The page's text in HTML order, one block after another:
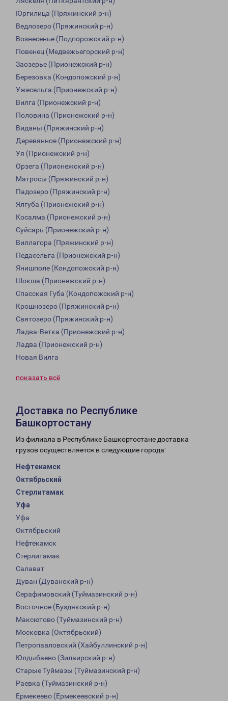
Юргилица (Пряжинский р-н)
Ведлозеро (Пряжинский р-н)
Вознесенье (Подпорожский р-н)
Повенец (Медвежьегорский р-н)
Заозерье (Прионежский р-н)
Березовка (Кондопожский р-н)
Ужесельга (Прионежский р-н)
Вилга (Прионежский р-н)
Половина (Прионежский р-н)
Виданы (Пряжинский р-н)
Деревянное (Прионежский р-н)
Уя (Прионежский р-н)
Орзега (Прионежский р-н)
Матросы (Пряжинский р-н)
Падозеро (Пряжинский р-н)
Ялгуба (Прионежский р-н)
Косалма (Прионежский р-н)
Суйсарь (Прионежский р-н)
Виллагора (Пряжинский р-н)
Педасельга (Прионежский р-н)
Янишполе (Кондопожский р-н)
Шокша (Прионежский р-н)
Спасская Губа (Кондопожский р-н)
Крошнозеро (Пряжинский р-н)
Святозеро (Пряжинский р-н)
Ладва-Ветка (Прионежский р-н)
Ладва (Прионежский р-н)
Новая Вилга
показать всё
Доставка по Республике
Башкортостану
Из филиала в Республике Башкортостане доставка
грузов осуществляется в следующие города:
Нефтекамск
Октябрьский
Стерлитамак
Уфа
Уфа
Октябрьский
Нефтекамск
Стерлитамак
Салават
Дуван (Дуванский р-н)
Серафимовский (Туймазинский р-н)
Восточное (Буздякский р-н)
Максютово (Туймазинский р-н)
Московка (Октябрьский)
Петропавловский (Хайбуллинский р-н)
Юлдыбаево (Зилаирский р-н)
Старые Туймазы (Туймазинский р-н)
Раевка (Туймазинский р-н)
Ермекеево (Ермекеевский р-н)